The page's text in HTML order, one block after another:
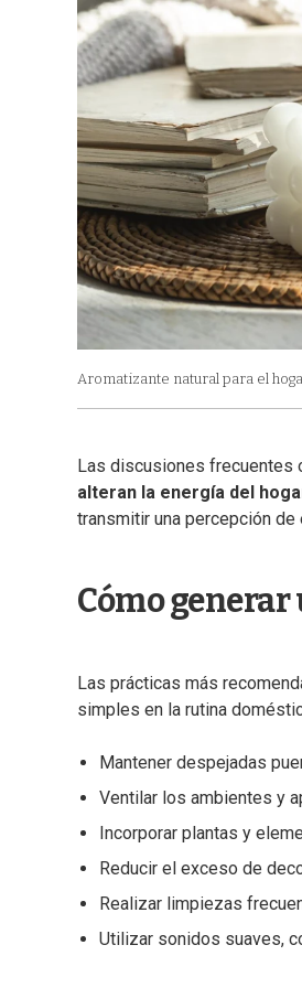
Aromatizante natural para el
Las discusiones frecuentes
alteran la energía del
transmitir una percepción de
Cómo
Las prácticas más
simples en la rutina
Mantener despejadas
Ventilar los ambientes y
Incorporar plantas y
Reducir el exceso de
Realizar limpiezas
Utilizar sonidos suaves,